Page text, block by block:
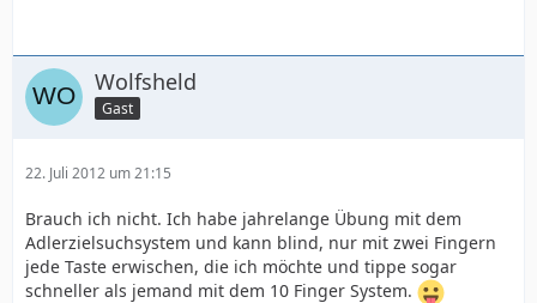
Wolfsheld
Gast
22. Juli 2012 um 21:15
Brauch ich nicht. Ich habe jahrelange Übung mit dem
Adlerzielsuchsystem und kann blind, nur mit zwei Fingern
jede Taste erwischen, die ich möchte und tippe sogar
schneller als jemand mit dem 10 Finger System.